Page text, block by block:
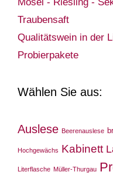
Traubensaft
Qualitätswein in der
Probierpakete
Wählen Sie aus:
Auslese Beerenauslese
Hochgewächs Kabinett
Literflasche Müller-Thurgau